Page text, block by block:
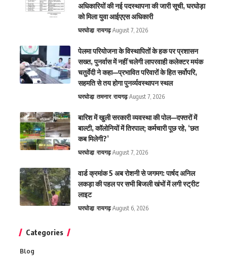
अधिकारियों की नई पदस्थापना की जारी सूची, घरघोड़ा
को मिला युवा आईएएस अधिकारी
घरघोडा़ रायगढ़ August 7, 2026
पेलमा परियोजना के विस्थापितों के हक पर प्रशासन
सख्त, पुनर्वास में नहीं चलेगी लापरवाही कलेक्टर मयंक
चतुर्वेदी ने कहा—प्रभावित परिवारों के हित सर्वोपरि,
सहमति से तय होगा पुनर्व्यवस्थापन स्थल
घरघोडा़ तमनार रायगढ़ August 7, 2026
बारिश में खुली सरकारी व्यवस्था की पोल—दफ्तरों में
बाल्टी, कॉलोनियों में तिरपाल; कर्मचारी पूछ रहे, ‘छत
कब मिलेगी?’
घरघोडा़ रायगढ़ August 7, 2026
वार्ड क्रमांक 5 अब रोशनी से जगमग: पार्षद अनिल
लकड़ा की पहल पर सभी बिजली खंभों में लगी स्ट्रीट
लाइट
घरघोडा़ रायगढ़ August 6, 2026
Categories
Blog